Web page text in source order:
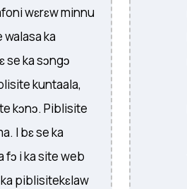
wɛrɛw minnu
walasa ka
se ka sɔngɔ
kuntaala,
kɔnɔ. Piblisite
I bɛ se ka
fɔ i ka site web
ka piblisitekɛlaw